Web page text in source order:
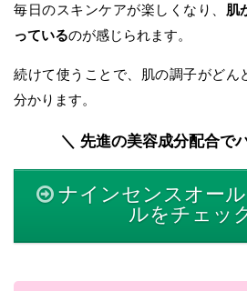
毎日のスキンケアが楽しくなり、 肌
っているのが感じられます。
続けて使うことで、肌の調子がどん
分かります。
＼ 先進の美容成分配合で
ナインセンスオー
ルをチェッ